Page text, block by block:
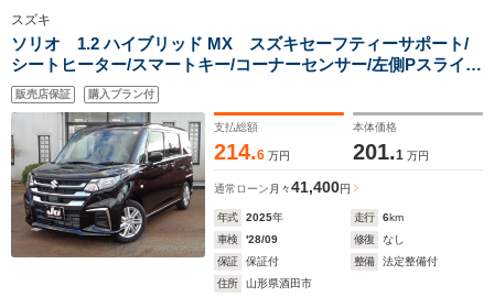
スズキ
ソリオ 1.2 ハイブリッド MX スズキセーフティーサポート/
シートヒーター/スマートキー/コーナーセンサー/左側Pスライド
ドア/アイドリングストップ/アダブティブクルーズコントロー
ル/オートライト/純正AW/登録済未使用車
販売店保証 購入プラン付
支払総額
214.6 万円
本体価格
201.1 万円
通常ローン 月々41,400円
年式 2025年 走行 6km
車検
'28/09 修復
なし
保証
保証付 整備
法定整備付
住所
山形県酒田市